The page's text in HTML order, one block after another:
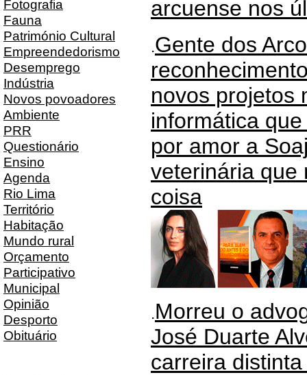
Fotografia
Fauna
Património Cultural
Empreendedorismo
Desemprego
Indústria
Novos povoadores
Ambiente
PRR
Questionário
Ensino
Agenda
Rio Lima
Território
Habitação
Mundo rural
Orçamento
Participativo
Municipal
Opinião
Desporto
Obituário
arcuense nos
.Gente dos
novos projetos
informática
por amor a
veterinária que
coisa
.Morreu o
José Duarte
carreira